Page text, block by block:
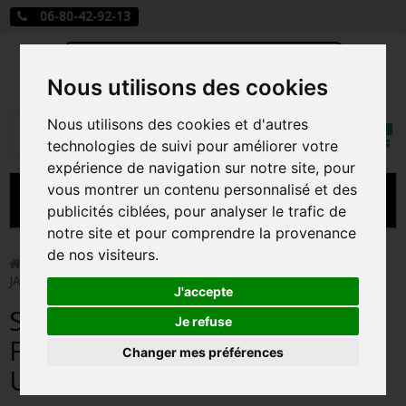
Nous utilisons des cookies
Nous utilisons des cookies et d'autres
technologies de suivi pour améliorer votre
expérience de navigation sur notre site, pour
vous montrer un contenu personnalisé et des
publicités ciblées, pour analyser le trafic de
notre site et pour comprendre la provenance
de nos visiteurs.
J'accepte
Je refuse
Changer mes préférences
06-80-42-92-13
Rechercher
Mon
MENU
CARTE A JOUER
PRÉCOMMANDE FIGURINES POP
FIGURINES POP MANGA
FIGURINES POP DISNEY
FIGURINES POP MARVEL
Carte a jouer >
SLEEVE CLASSIC SOFT FORMAT
JAPONAIS X100 / ULTIMATE GUARD
SLEEVE CLASSIC SOFT
FORMAT JAPONAIS X100 /
ULTIMATE GUARD